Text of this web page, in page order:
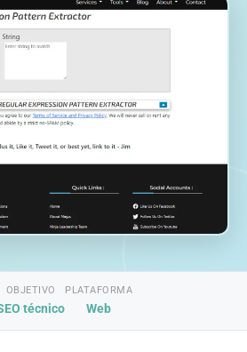
OBJETIVO
técnico
PLATAFORMA
Web